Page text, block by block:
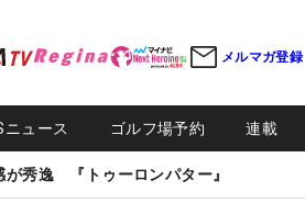
メルマガ登録
ニュース ゴルフ場予約 連載
が秀逸 『トゥーロンパター』